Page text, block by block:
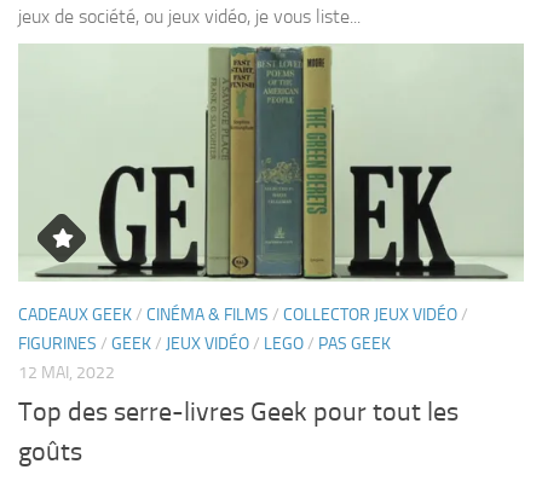
jeux de société, ou jeux vidéo, je vous liste...
CADEAUX GEEK/ CINÉMA & FILMS / COLLECTOR JEUX VIDÉO/
FIGURINES / GEEK/ JEUX VIDÉO/ LEGO/ PAS GEEK
12 MAI, 2022
Top des serre-livres Geek pour tout les
goûts